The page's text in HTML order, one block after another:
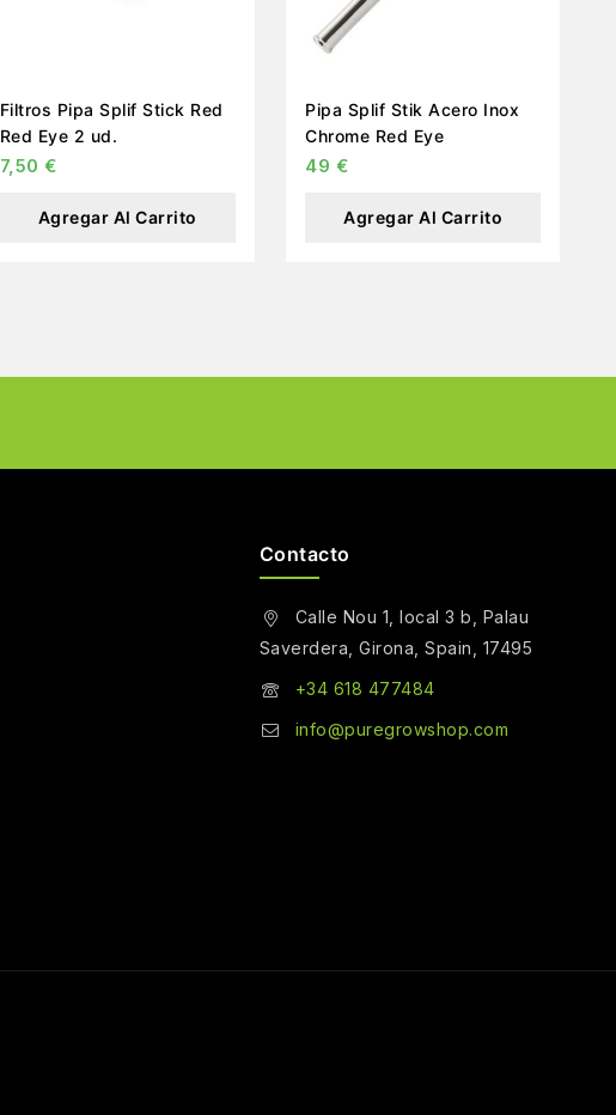
Filtros Pipa Splif Stick Red
Red Eye 2 ud.
7,50 €
Agregar Al Carrito
Pipa Splif Stik Acero Inox
Chrome Red Eye
49 €
Agregar Al Carrito
Contacto
Calle Nou 1, local 3 b, Palau
Saverdera, Girona, Spain, 17495
+34 618 477484
info@puregrowshop.com